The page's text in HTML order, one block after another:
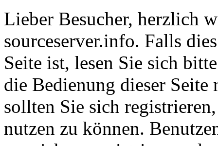
Lieber Besucher, herzlich
sourceserver.info. Falls
Seite ist, lesen Sie sich
die Bedienung dieser Seite
sollten Sie sich
nutzen zu können.